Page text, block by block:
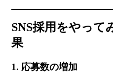
SNS採用をやって
果
1. 応募数の増加